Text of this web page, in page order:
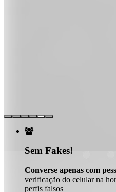

Sem Fakes!
Converse apenas com
verificação do celular na
perfis falsos